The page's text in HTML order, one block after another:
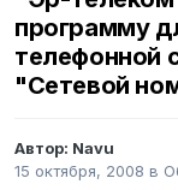
программу
телефонной
"Сетевой
Автор: Navu
15 октября, 2008 в